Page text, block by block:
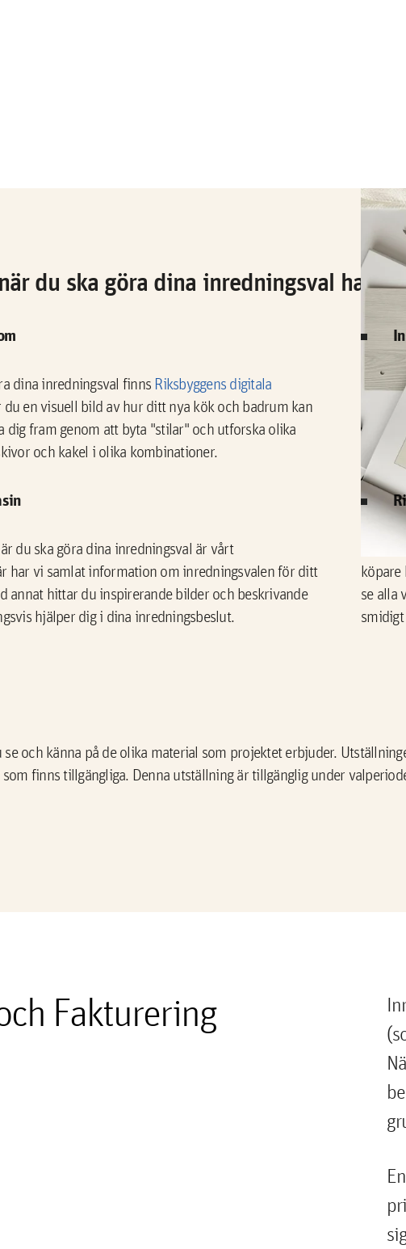
du ska göra dina inredningsval har
dina inredningsval finns Riksbyggens digitala
du en visuell bild av hur ditt nya kök och badrum kan
dig fram genom att byta "stilar" och utforska olika
och kakel i olika kombinationer.
du ska göra dina inredningsval är vårt
har vi samlat information om inredningsvalen för ditt
annat hittar du inspirerande bilder och beskrivande
hjälper dig i dina inredningsbeslut.
När
nya
Dina
köpare
se alla
och känna på de olika material som projektet erbjuder.
finns tillgängliga. Denna utställning är tillgänglig under
Fakturering